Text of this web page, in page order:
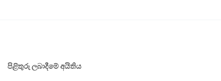
පිළිතුරු ලබාදීමේ අයිතිය